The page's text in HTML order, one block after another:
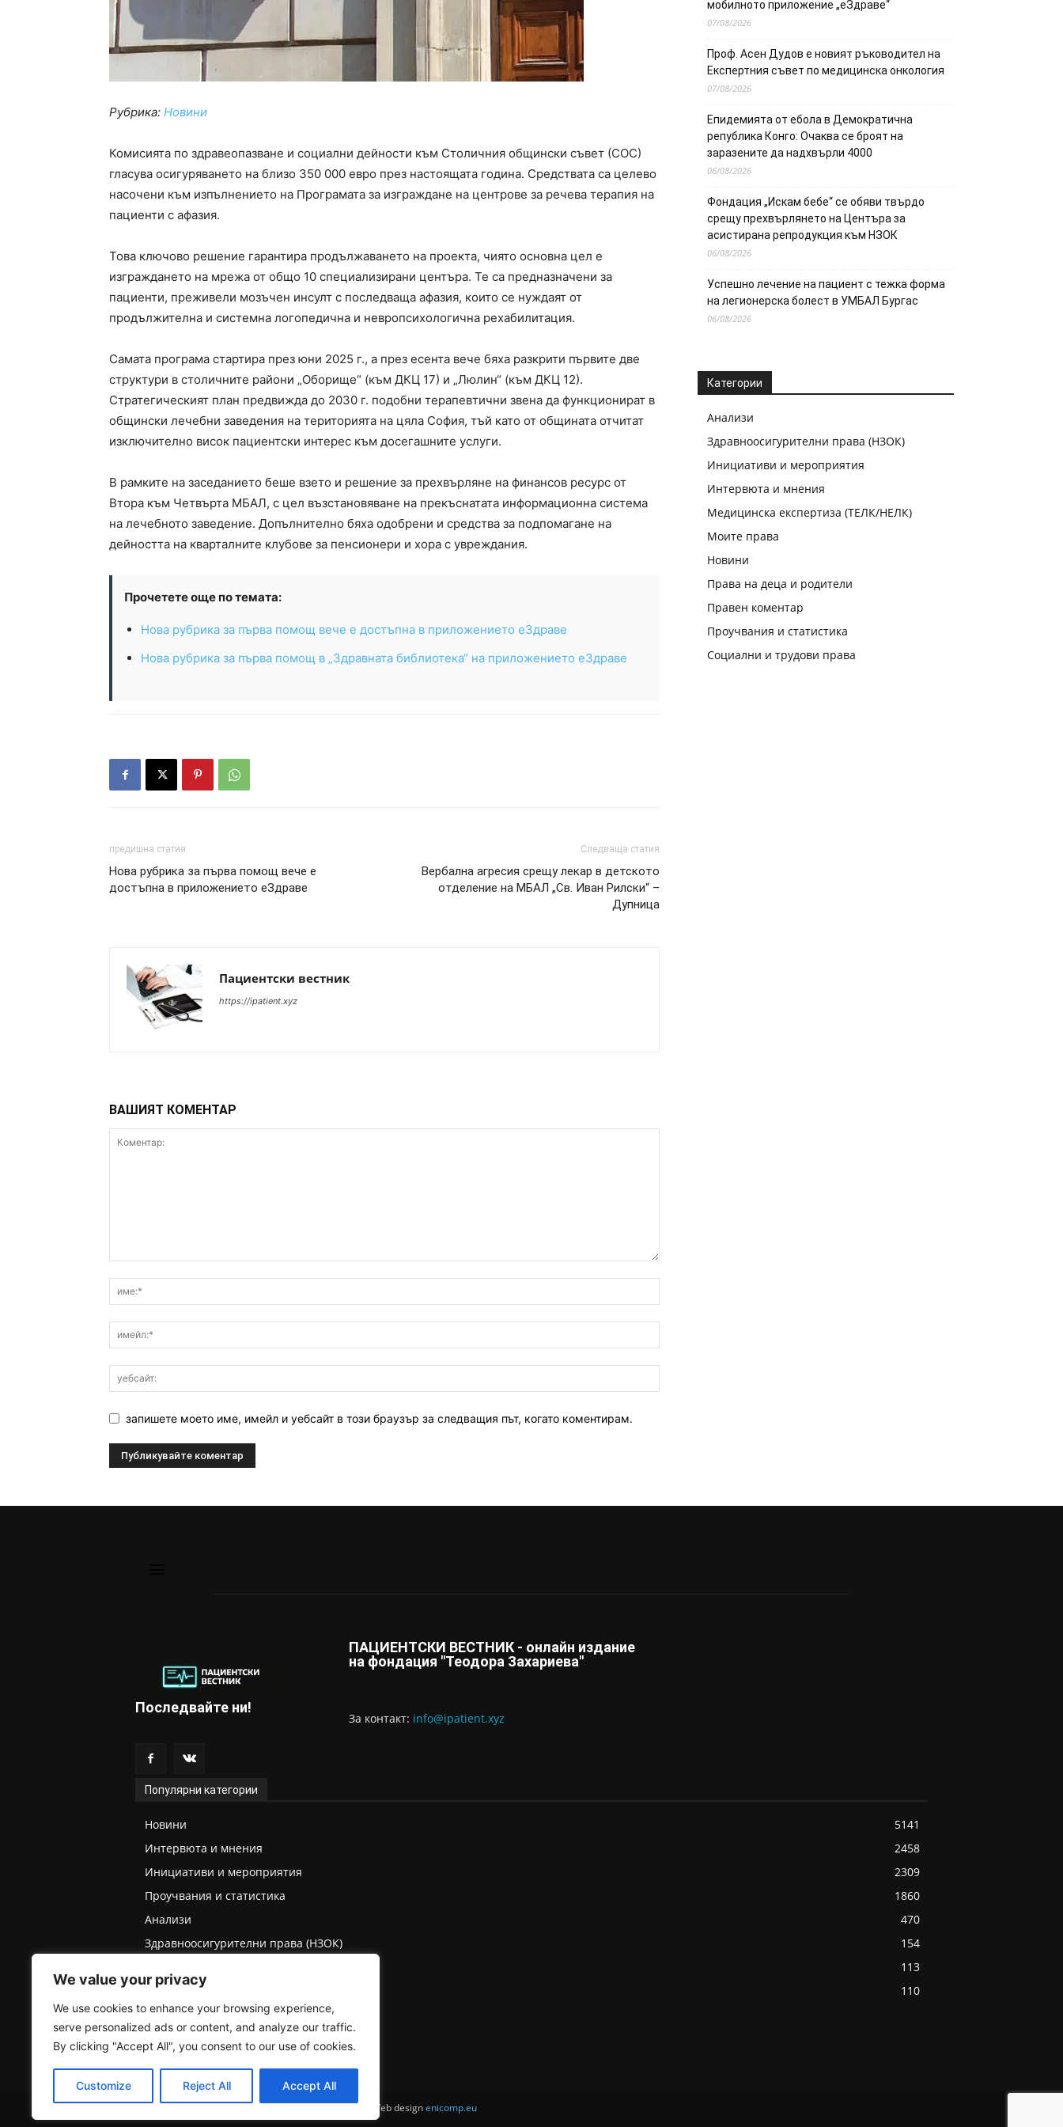
We value your privacy
We use cookies to enhance your browsing experience,
serve personalized ads or content, and analyze our traffic.
By clicking "Accept All", you consent to our use of cookies.
Customize Reject All Accept All
Рубрика: Новини
Комисията по здравеопазване и социални дейности към Столичния общински съвет (СОС)
гласува осигуряването на близо 350 000 евро през настоящата година. Средствата са целево
насочени към изпълнението на Програмата за изграждане на центрове за речева терапия на
пациенти с афазия.
Това ключово решение гарантира продължаването на проекта, чиято основна цел е
изграждането на мрежа от общо 10 специализирани центъра. Те са предназначени за
пациенти, преживели мозъчен инсулт с последваща афазия, които се нуждаят от
продължителна и системна логопедична и невропсихологична рехабилитация.
Самата програма стартира през юни 2025 г., а през есента вече бяха разкрити първите две
структури в столичните райони „Оборище“ (към ДКЦ 17) и „Люлин“ (към ДКЦ 12).
Стратегическият план предвижда до 2030 г. подобни терапевтични звена да функционират в
общински лечебни заведения на територията на цяла София, тъй като от общината отчитат
изключително висок пациентски интерес към досегашните услуги.
В рамките на заседанието беше взето и решение за прехвърляне на финансов ресурс от
Втора към Четвърта МБАЛ, с цел възстановяване на прекъснатата информационна система
на лечебното заведение. Допълнително бяха одобрени и средства за подпомагане на
дейността на кварталните клубове за пенсионери и хора с увреждания.
Прочетете още по темата:
Нова рубрика за първа помощ вече е достъпна в приложението еЗдраве
Нова рубрика за първа помощ в „Здравната библиотека“ на приложението еЗдраве
предишна статия
Нова рубрика за първа помощ вече е
достъпна в приложението еЗдраве
Следваща статия
Вербална агресия срещу лекар в детското
отделение на МБАЛ „Св. Иван Рилски“ –
Дупница
Пациентски вестник
https://ipatient.xyz
ВАШИЯТ КОМЕНТАР
запишете моето име, имейл и уебсайт в този браузър за следващия път, когато коментирам.
мобилното приложение „еЗдраве“
07/08/2026
Проф. Асен Дудов е новият ръководител на
Експертния съвет по медицинска онкология
07/08/2026
Епидемията от ебола в Демократична
република Конго: Очаква се броят на
заразените да надхвърли 4000
06/08/2026
Фондация „Искам бебе“ се обяви твърдо
срещу прехвърлянето на Центъра за
асистирана репродукция към НЗОК
06/08/2026
Успешно лечение на пациент с тежка форма
на легионерска болест в УМБАЛ Бургас
06/08/2026
Категории
Анализи
Здравноосигурителни права (НЗОК)
Инициативи и мероприятия
Интервюта и мнения
Медицинска експертиза (ТЕЛК/НЕЛК)
Моите права
Новини
Права на деца и родители
Правен коментар
Проучвания и статистика
Социални и трудови права
Последвайте ни!
ПАЦИЕНТСКИ ВЕСТНИК - онлайн издание
на фондация "Теодора Захариева"
За контaкт: info@ipatient.xyz
Популярни категории
Новини
5141
Интервюта и мнения
2458
Инициативи и мероприятия
2309
Проучвания и статистика
1860
Анализи
470
Здравноосигурителни права (НЗОК)
154
113
Медицинска експертиза (ТЕЛК/НЕЛК)
110
2025 © Пациентски вестник. Всички права запазени . Web designenicomp.eu